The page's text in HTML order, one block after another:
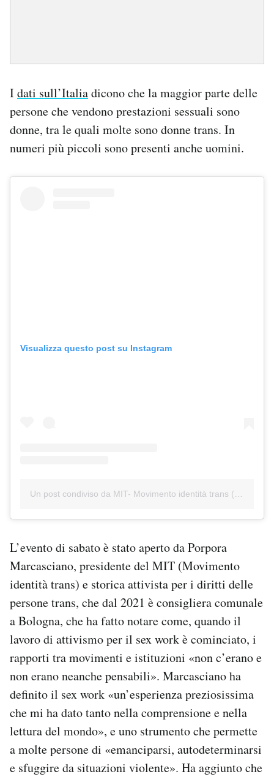
Idati sull’Italiadicono che la maggior parte delle
persone che vendono prestazioni sessuali sono
donne, tra le quali molte sono donne trans. In
numeri più piccoli sono presenti anche uomini.
Visualizza questo post su Instagram
Un post condiviso da MIT- Movimento identità trans (@movimento.identita.trans)
L’evento di sabato è stato aperto da Porpora
Marcasciano, presidente del MIT (Movimento
identità trans) e storica attivista per i diritti delle
persone trans, che dal 2021 è consigliera comunale
a Bologna, che ha fatto notare come, quando il
lavoro di attivismo per il sex work è cominciato, i
rapporti tra movimenti e istituzioni «non c’erano e
non erano neanche pensabili». Marcasciano ha
definito il sex work «un’esperienza preziosissima
che mi ha dato tanto nella comprensione e nella
lettura del mondo», e uno strumento che permette
a molte persone di «emanciparsi, autodeterminarsi
e sfuggire da situazioni violente». Ha aggiunto che